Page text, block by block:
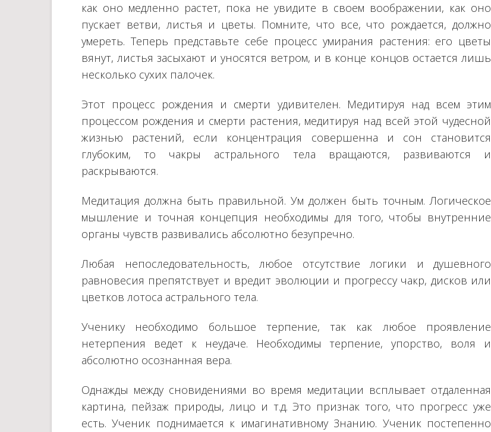
как оно медленно растет, пока не увидите в своем воображении, как оно
пускает ветви, листья и цветы. Помните, что все, что рождается, должно
умереть. Теперь представьте себе процесс умирания растения: его цветы
вянут, листья засыхают и уносятся ветром, и в конце концов остается лишь
несколько сухих палочек.
Этот процесс рождения и смерти удивителен. Медитируя над всем этим
процессом рождения и смерти растения, медитируя над всей этой чудесной
жизнью растений, если концентрация совершенна и сон становится
глубоким, то чакры астрального тела вращаются, развиваются и
раскрываются.
Медитация должна быть правильной. Ум должен быть точным. Логическое
мышление и точная концепция необходимы для того, чтобы внутренние
органы чувств развивались абсолютно безупречно.
Любая непоследовательность, любое отсутствие логики и душевного
равновесия препятствует и вредит эволюции и прогрессу чакр, дисков или
цветков лотоса астрального тела.
Ученику необходимо большое терпение, так как любое проявление
нетерпения ведет к неудаче. Необходимы терпение, упорство, воля и
абсолютно осознанная вера.
Однажды между сновидениями во время медитации всплывает отдаленная
картина, пейзаж природы, лицо и т.д. Это признак того, что прогресс уже
есть. Ученик поднимается к имагинативному Знанию. Ученик постепенно